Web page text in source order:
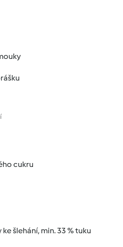
cukru
šlehání, min. 33 % tuku